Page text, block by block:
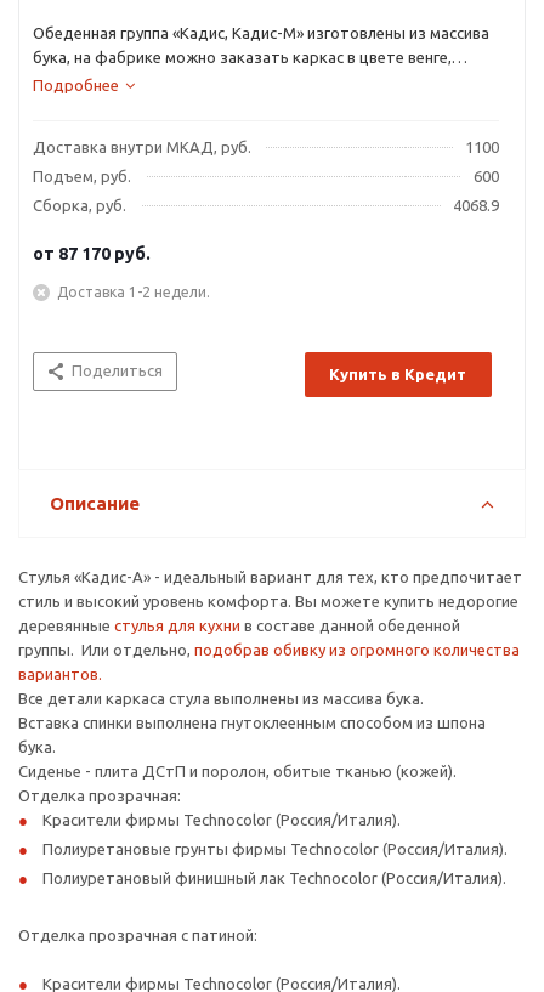
Обеденная группа «Кадис, Кадис-М» изготовлены из массива
бука, на фабрике можно заказать каркас в цвете венге,
вишни, белый с золотой и серебренной патиной, орех с
Подробнее
Доставка внутри МКАД, руб.
1100
Подъем, руб.
600
Сборка, руб.
4068.9
от 87 170 руб.
Доставка 1-2 недели.
Поделиться Купить в Кредит
Описание
Стулья «Кадис-А» - идеальный вариант для тех, кто предпочитает
стиль и высокий уровень комфорта. Вы можете купить недорогие
деревянные стулья для кухни в составе данной обеденной
группы. Или отдельно, подобрав обивку из огромного количества
вариантов.
Все детали каркаса стула выполнены из массива бука.
Вставка спинки выполнена гнутоклеенным способом из шпона
бука.
Сиденье - плита ДСтП и поролон, обитые тканью (кожей).
Отделка прозрачная:
Красители фирмы Technocolor (Россия/Италия).
Полиуретановые грунты фирмы Technocolor (Россия/Италия).
Полиуретановый финишный лак Technocolor (Россия/Италия).
Отделка прозрачная с патиной:
Красители фирмы Technocolor (Россия/Италия).